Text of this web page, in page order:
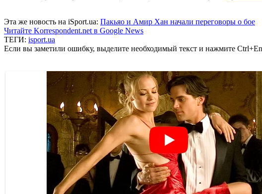
Эта же новость на iSport.ua: Пакьяо и Амир Хан начали переговоры о бое
Читайте Korrespondent.net в Google News
ТЕГИ: isport.ua
Если вы заметили ошибку, выделите необходимый текст и нажмите